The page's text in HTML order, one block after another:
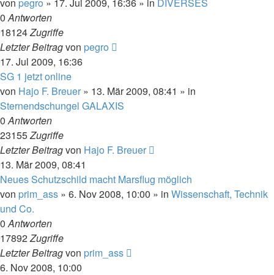
0Antworten
18124Zugriffe
Letzter Beitragvon pegro
17. Jul 2009, 16:36
SG 1 jetzt online
von Hajo F. Breuer » 13. Mär 2009, 08:41 » in
Sternendschungel GALAXIS
0Antworten
23155Zugriffe
Letzter Beitragvon Hajo F. Breuer
13. Mär 2009, 08:41
Neues Schutzschild macht Marsflug möglich
von prim_ass » 6. Nov 2008, 10:00 » in Wissenschaft, Technik
und Co.
0Antworten
17892Zugriffe
Letzter Beitragvon prim_ass
6. Nov 2008, 10:00